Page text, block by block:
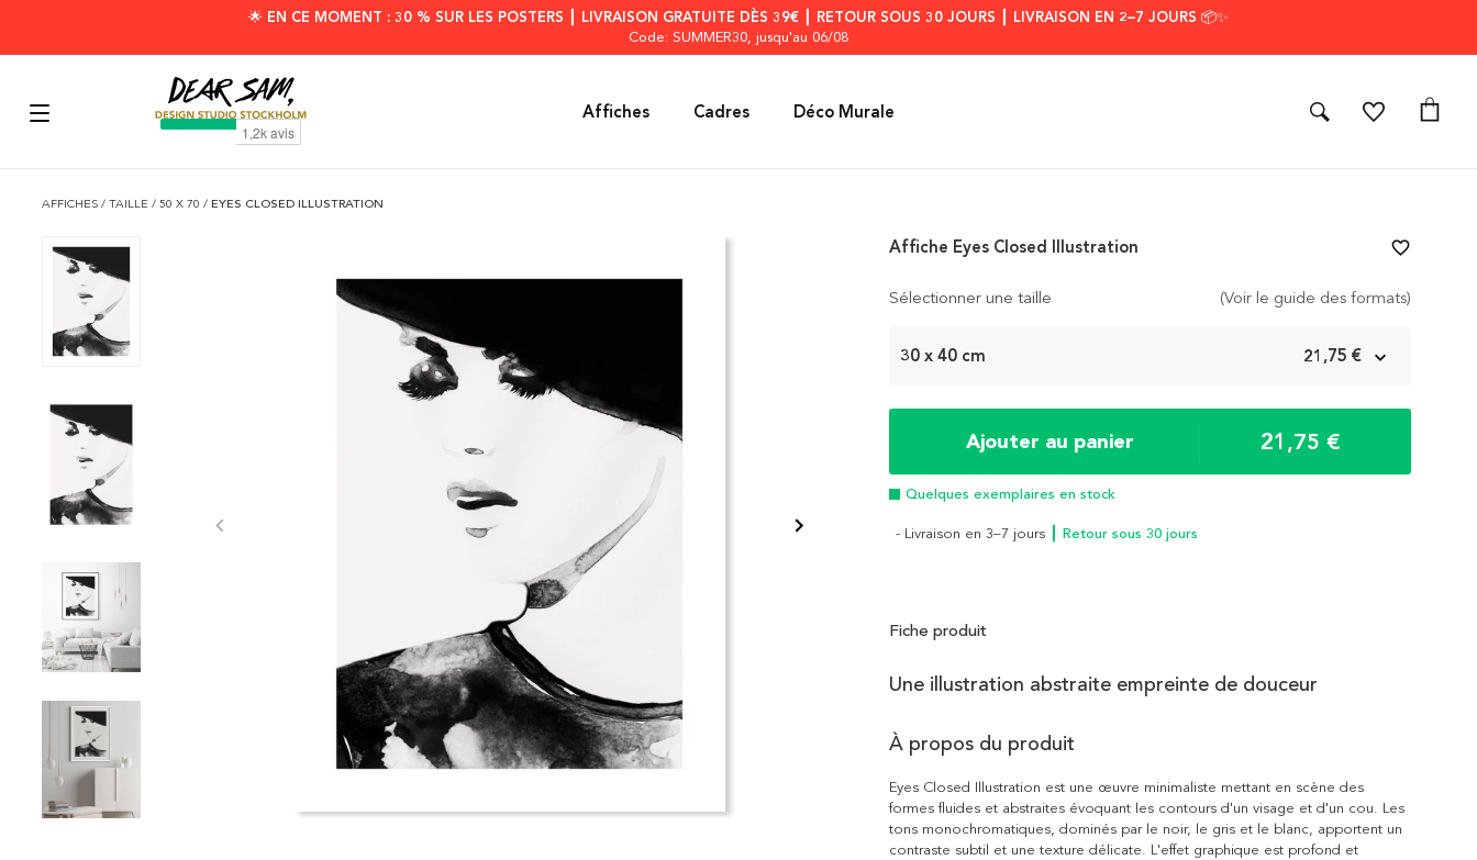
🌟 EN CE MOMENT : 30 % SUR LES POSTERS ┃ LIVRAISON GRATUITE DÈS 39€ ┃ RETOUR SOUS 30 JOURS ┃ LIVRAISON EN 2–7 JOURS 📦✨
Code: SUMMER30, jusqu'au 06/08
Affiches Cadres Déco Murale
AFFICHES / TAILLE / 50 X 70 / EYES CLOSED ILLUSTRATION
Sélectionner une taille (Voir le guide des formats)
30 x 40 cm 21,75 €
Ajouter au panier 21,75 €
Quelques exemplaires en stock
- Livraison en 3–7 jours ┃ Retour sous 30 jours
Affiche Eyes Closed Illustration favorite_border
Fiche produit
Une illustration abstraite empreinte de douceur
À propos du produit
Eyes Closed Illustration est une œuvre minimaliste mettant en scène des
formes fluides et abstraites évoquant les contours d'un visage et d'un cou. Les
tons monochromatiques, dominés par le noir, le gris et le blanc, apportent un
contraste subtil et une texture délicate. L'effet graphique est profond et